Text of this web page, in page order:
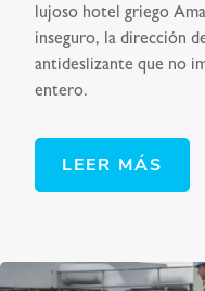
lujoso hotel griego
inseguro, la dirección
antideslizante que no
entero.
LEER MÁS